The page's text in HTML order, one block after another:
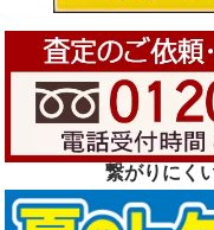
繋がりにく